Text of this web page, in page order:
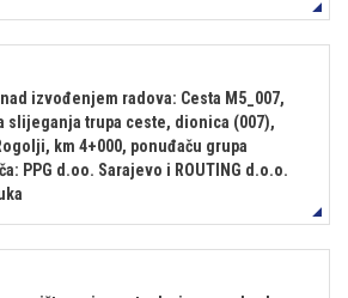
izvođenjem radova: Cesta M5_007,
slijeganja trupa ceste, dionica (007),
km 4+000, ponuđaču grupa
PPG d.oo. Sarajevo i ROUTING d.o.o.